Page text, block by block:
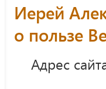
Иерей
о пользе
Адрес